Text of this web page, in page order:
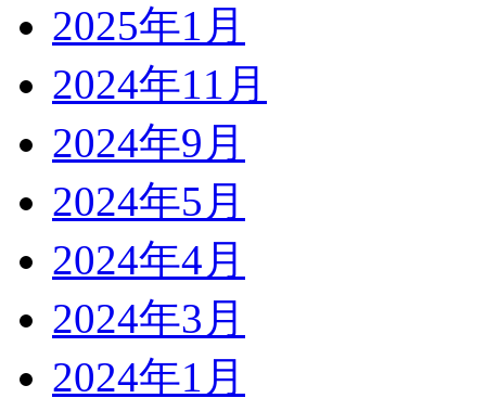
2025年1月
2024年11月
2024年9月
2024年5月
2024年4月
2024年3月
2024年1月